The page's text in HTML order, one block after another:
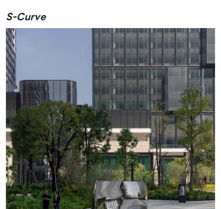
S-Curve